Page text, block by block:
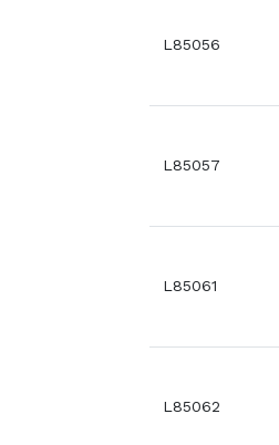
L85056
L85057
L85061
L85062